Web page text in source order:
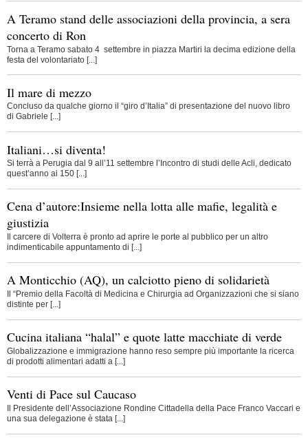
A Teramo stand delle associazioni della provincia, a sera
concerto di Ron
Torna a Teramo sabato 4 settembre in piazza Martiri la decima edizione della
festa del volontariato [...]
Il mare di mezzo
Concluso da qualche giorno il “giro d’Italia” di presentazione del nuovo libro
di Gabriele [...]
Italiani…si diventa!
Si terrà a Perugia dal 9 all’11 settembre l’Incontro di studi delle Acli, dedicato
quest’anno ai 150 [...]
Cena d’autore:Insieme nella lotta alle mafie, legalità e
giustizia
Il carcere di Volterra è pronto ad aprire le porte al pubblico per un altro
indimenticabile appuntamento di [...]
A Monticchio (AQ), un calciotto pieno di solidarietà
Il “Premio della Facoltà di Medicina e Chirurgia ad Organizzazioni che si siano
distinte per [...]
Cucina italiana “halal” e quote latte macchiate di verde
Globalizzazione e immigrazione hanno reso sempre più importante la ricerca
di prodotti alimentari adatti a [...]
Venti di Pace sul Caucaso
Il Presidente dell’Associazione Rondine Cittadella della Pace Franco Vaccari e
una sua delegazione è stata [...]